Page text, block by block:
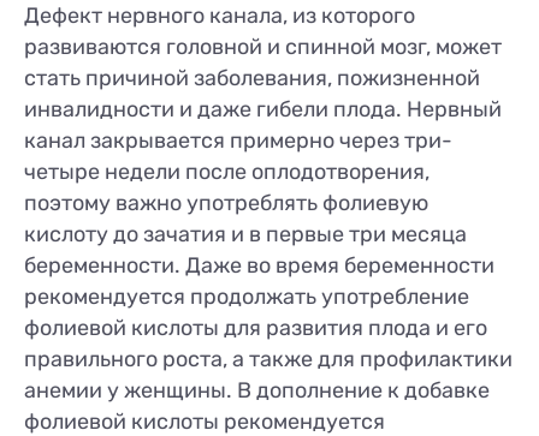
Дефект нервного канала, из которого
развиваются головной и спинной мозг, может
стать причиной заболевания, пожизненной
инвалидности и даже гибели плода. Нервный
канал закрывается примерно через три-
четыре недели после оплодотворения,
поэтому важно употреблять фолиевую
кислоту до зачатия и в первые три месяца
беременности. Даже во время беременности
рекомендуется продолжать употребление
фолиевой кислоты для развития плода и его
правильного роста, а также для профилактики
анемии у женщины. В дополнение к добавке
фолиевой кислоты рекомендуется